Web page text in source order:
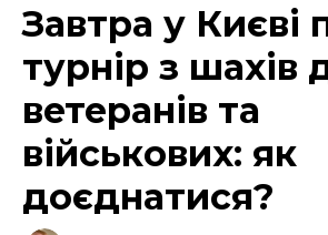
Завтра у Києві
турнір з шахів
ветеранів та
військових: як
доєднатися?